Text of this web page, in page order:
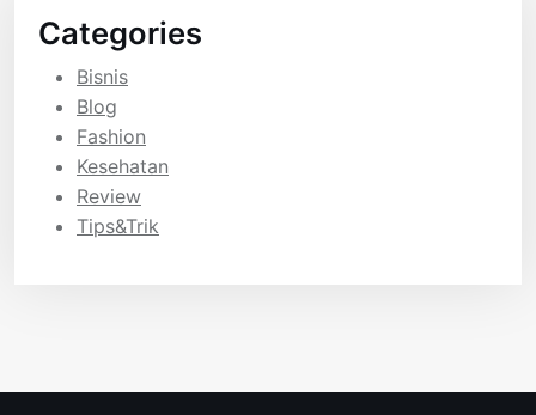
Categories
Bisnis
Blog
Fashion
Kesehatan
Review
Tips&Trik